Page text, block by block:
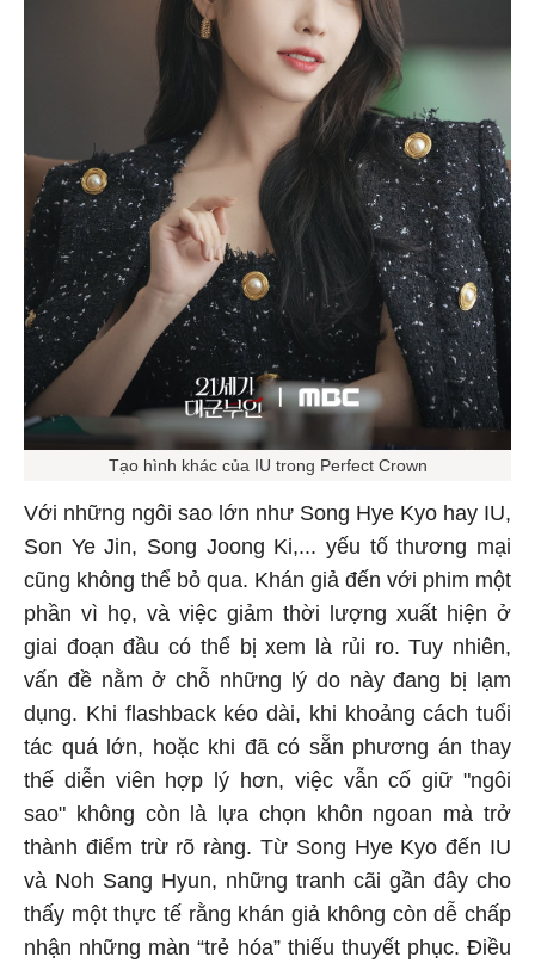
Tạo hình khác của IU trong Perfect Crown
Với những ngôi sao lớn như Song Hye Kyo hay IU,
Son Ye Jin, Song Joong Ki,... yếu tố thương mại
cũng không thể bỏ qua. Khán giả đến với phim một
phần vì họ, và việc giảm thời lượng xuất hiện ở
giai đoạn đầu có thể bị xem là rủi ro. Tuy nhiên,
vấn đề nằm ở chỗ những lý do này đang bị lạm
dụng. Khi flashback kéo dài, khi khoảng cách tuổi
tác quá lớn, hoặc khi đã có sẵn phương án thay
thế diễn viên hợp lý hơn, việc vẫn cố giữ "ngôi
sao" không còn là lựa chọn khôn ngoan mà trở
thành điểm trừ rõ ràng. Từ Song Hye Kyo đến IU
và Noh Sang Hyun, những tranh cãi gần đây cho
thấy một thực tế rằng khán giả không còn dễ chấp
nhận những màn “trẻ hóa” thiếu thuyết phục. Điều